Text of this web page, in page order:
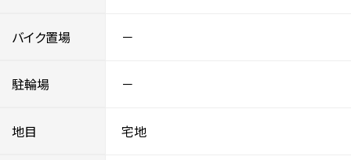
バイク置場 －
駐輪場 －
地目 宅地